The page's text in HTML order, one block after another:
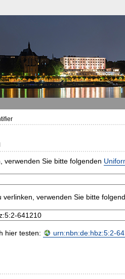
verwenden Sie bitte folgenden
verwenden Sie bitte
hier testen: urn:nbn:de:hbz:5:2-